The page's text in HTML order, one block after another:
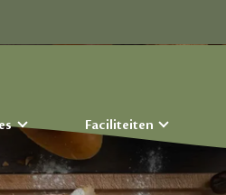
Faciliteiten